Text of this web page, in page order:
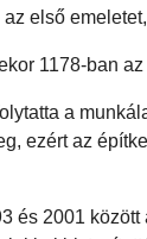
első
1178-ban
a
ezért az
és 2001